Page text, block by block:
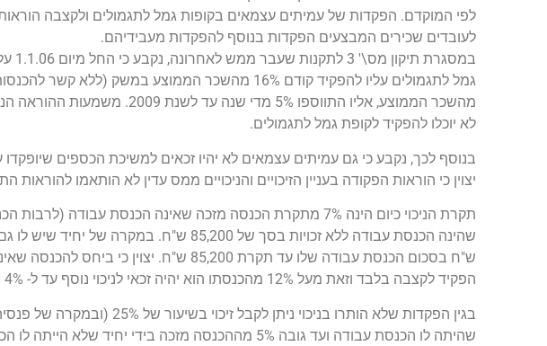
לפי המוקדם. הפקדות של עמיתים עצמאים בקופות גמל לתגמולים ולקצבה
לעובדים שכירים המבצעים הפקדות בנוסף להפקדות מעבידיהם.
מהשכר הממוצע, אליו התווספו 5%
לא יוכלו להפקיד לקופת גמל לתגמולים.
בנוסף לכך, נקבע כי גם עמיתים עצמאים לא יהיו זכאים למשיכת הכספים שיופקדו על ידם
יצוין כי הוראות הפקודה בעניין הזיכויים והניכויים ממס עדין לא הותאמו
ש"ח בסכום הכנסת עבודה שלו עד תקרת
הפקיד לקצבה בלבד וזאת מעל 12% מהכנסתו הוא יהיה זכאי לניכוי נוסף עד ל- 4% מאותה הכנסה.
שהיתה לו הכנסת עבודה ועד גובה 5% מההכנסה מזכה בידי יחיד שלא הייתה לו הכנסה כאמור בשנת המס.